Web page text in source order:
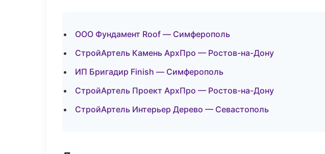
ООО Фундамент Roof — Симферополь
СтройАртель Камень АрхПро — Ростов-на-Дону
ИП Бригадир Finish — Симферополь
СтройАртель Проект АрхПро — Ростов-на-Дону
СтройАртель Интерьер Дерево — Севастополь